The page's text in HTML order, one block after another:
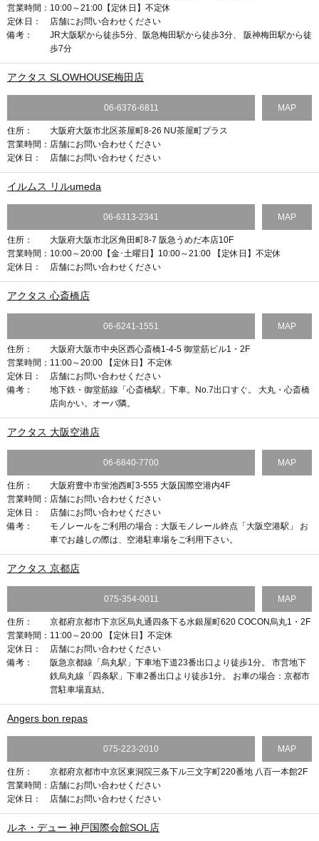
営業時間： 10:00～21:00【定休日】不定休
定休日：
店舗にお問い合わせください
備考：
JR大阪駅から徒歩5分、阪急梅田駅から徒歩3分、 阪神梅田駅から徒
歩7分
アクタス SLOWHOUSE梅田店
06-6376-6811 MAP
住所：
大阪府大阪市北区茶屋町8-26 NU茶屋町プラス
営業時間： 店舗にお問い合わせください
定休日：
店舗にお問い合わせください
イルムス リルumeda
06-6313-2341 MAP
住所：
大阪府大阪市北区角田町8-7 阪急うめだ本店10F
営業時間： 10:00～20:00【金･土曜日】10:00～21:00 【定休日】不定休
定休日：
店舗にお問い合わせください
アクタス 心斎橋店
06-6241-1551 MAP
住所：
大阪府大阪市中央区西心斎橋1-4-5 御堂筋ビル1・2F
営業時間： 11:00～20:00 【定休日】不定休
定休日：
店舗にお問い合わせください
備考：
地下鉄・御堂筋線「心斎橋駅」下車。No.7出口すぐ。 大丸・心斎橋
店向かい。オーパ隣。
アクタス 大阪空港店
06-6840-7700 MAP
住所：
大阪府豊中市蛍池西町3-555 大阪国際空港内4F
営業時間： 店舗にお問い合わせください
定休日：
店舗にお問い合わせください
備考：
モノレールをご利用の場合：大阪モノレール終点「大阪空港駅」 お
車でお越しの際は、空港駐車場をご利用下さい。
アクタス 京都店
075-354-0011 MAP
住所：
京都府京都市下京区烏丸通四条下る水銀屋町620 COCON烏丸1・2F
営業時間： 11:00～20:00 【定休日】不定休
定休日：
店舗にお問い合わせください
備考：
阪急京都線「烏丸駅」下車地下道23番出口より徒歩1分。 市営地下
鉄烏丸線「四条駅」下車2番出口より徒歩1分。 お車の場合：京都市
営駐車場直結。
Angers bon repas
075-223-2010 MAP
住所：
京都府京都市中京区東洞院三条下ル三文字町220番地 八百一本館2F
営業時間： 店舗にお問い合わせください
定休日：
店舗にお問い合わせください
ルネ・デュー 神戸国際会館SOL店